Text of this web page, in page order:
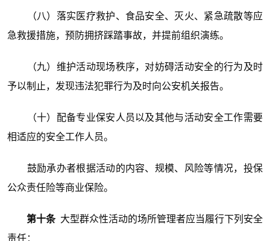
（八）落实医疗救护、食品安全、灭火、紧急疏散等应
急救援措施，预防拥挤踩踏事故，并提前组织演练。
（九）维护活动现场秩序，对妨碍活动安全的行为及时
予以制止，发现违法犯罪行为及时向公安机关报告。
（十）配备专业保安人员以及其他与活动安全工作需要
相适应的安全工作人员。
鼓励承办者根据活动的内容、规模、风险等情况，投保
公众责任险等商业保险。
第十条 大型群众性活动的场所管理者应当履行下列安全
责任：